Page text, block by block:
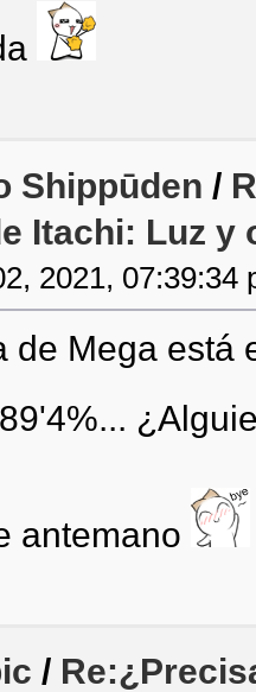
Shippūden /
Itachi: Luz
2021, 07:39:34
de Mega está
antemano
/